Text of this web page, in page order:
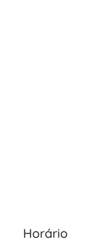
Horário